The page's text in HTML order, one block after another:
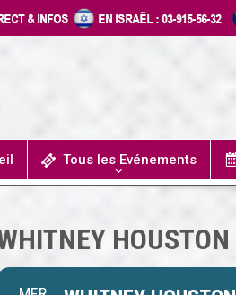
Tous les Evénements
HOUSTON